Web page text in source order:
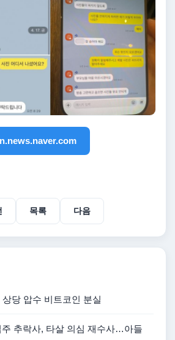
n.news.naver.com
목록 다음
당 압수 비트코인 분실
추락사, 타살 의심 재수사…아들